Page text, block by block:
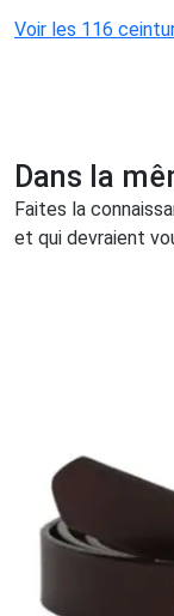
Voir les 116
Dans la
Faites la
et qui devraient